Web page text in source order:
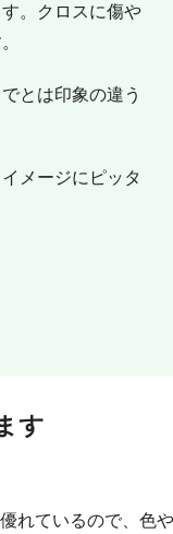
。クロスに傷や
とは印象の違う
メージにピッタ
す
れているので、色